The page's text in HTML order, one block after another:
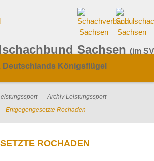
Sachsen (im
Deutschlands Königsflügel
Archiv Leistungssport
Entgegengesetzte Rochaden
ROCHADEN